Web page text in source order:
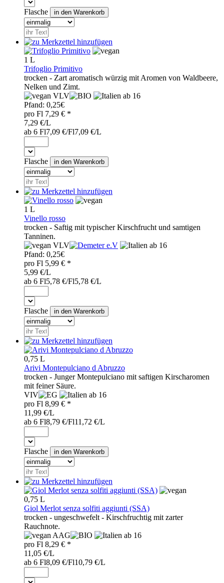
Flasche
1 L
Trifoglio Primitivo
trocken - Zart aromatisch würzig mit Aromen von Waldbeere,
Nelken und Zimt.
VLV
ab 16
Pfand: 0,25€
pro Fl 7,29 € *
7,29 €/L
ab 6 Fl7,09 €/Fl7,09 €/L
Flasche
1 L
Vinello rosso
trocken - Saftig mit typischer Kirschfrucht und samtigen
Tanninen.
VLV
ab 16
Pfand: 0,25€
pro Fl 5,99 € *
5,99 €/L
ab 6 Fl5,78 €/Fl5,78 €/L
Flasche
0,75 L
Arivi Montepulciano d Abruzzo
trocken - Junger Montepulciano mit saftigen Kirscharomen
mit feiner Säure.
VIV
ab 16
pro Fl 8,99 € *
11,99 €/L
ab 6 Fl8,79 €/Fl11,72 €/L
Flasche
0,75 L
Giol Merlot senza solfiti aggiunti (SSA)
trocken - ungeschwefelt - Kirschfruchtig mit zarter
Rauchnote.
AAG
ab 16
pro Fl 8,29 € *
11,05 €/L
ab 6 Fl8,09 €/Fl10,79 €/L